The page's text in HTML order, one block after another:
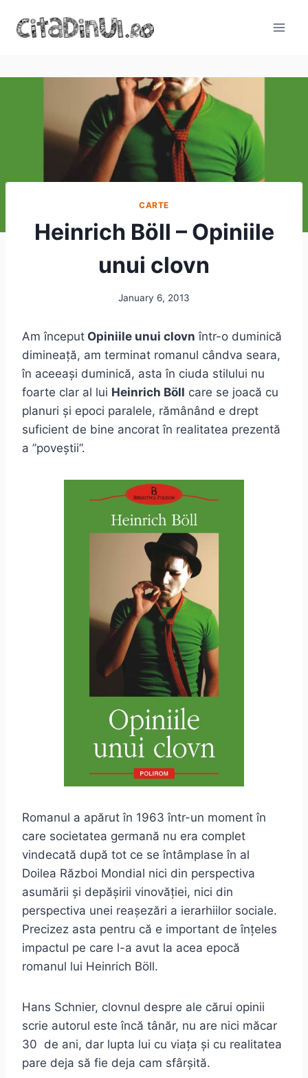
CARTE
Heinrich Böll – Opiniile
unui clovn
January 6, 2013
Am început Opiniile unui clovn într-o duminică
dimineață, am terminat romanul cândva seara,
în aceeași duminică, asta în ciuda stilului nu
foarte clar al lui Heinrich Böll care se joacă cu
planuri și epoci paralele, rămânând e drept
suficient de bine ancorat în realitatea prezentă
a ”poveștii”.
Romanul a apărut în 1963 într-un moment în
care societatea germană nu era complet
vindecată după tot ce se întâmplase în al
Doilea Război Mondial nici din perspectiva
asumării și depășirii vinovăției, nici din
perspectiva unei reașezări a ierarhiilor sociale.
Precizez asta pentru că e important de înțeles
impactul pe care l-a avut la acea epocă
romanul lui Heinrich Böll.
Hans Schnier, clovnul despre ale cărui opinii
scrie autorul este încă tânăr, nu are nici măcar
30 de ani, dar lupta lui cu viața și cu realitatea
pare deja să fie deja cam sfârșită.